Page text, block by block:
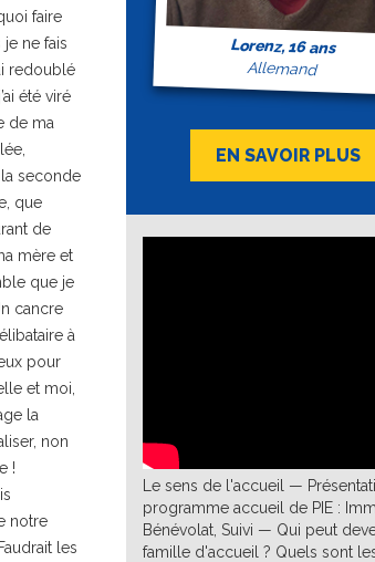
faire
ne fais
redoublé
été viré
de ma
seconde
que
de
mère et
que je
cancre
à
pour
et moi,
la
non
!
notre
les
Lorenz, 16 ans
Allemand
EN SAVOIR PLUS
Le sens de l'accueil —
programme accueil de PIE :
Bénévolat, Suivi — Qui peut
famille d'accueil ? Quels sont